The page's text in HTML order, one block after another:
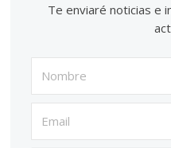
Te enviaré noticias e